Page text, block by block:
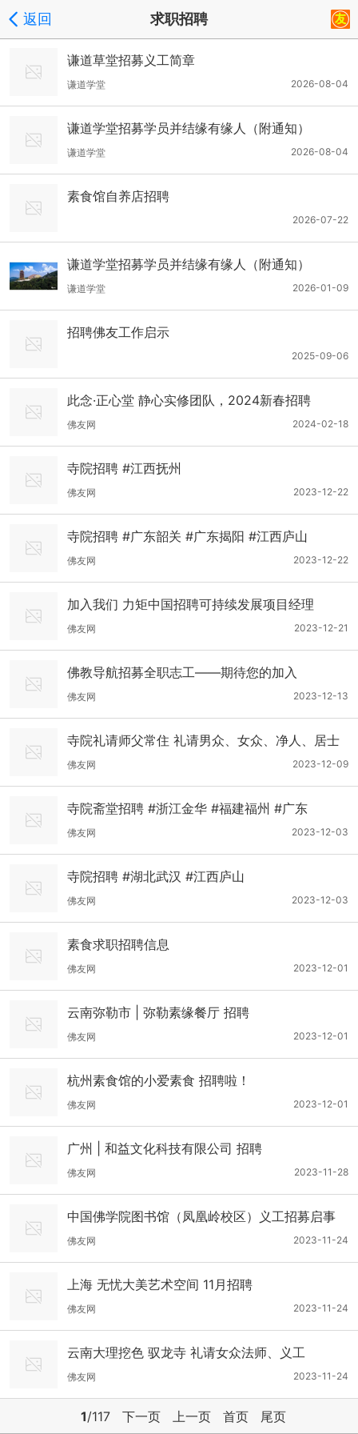
返回 求职招聘
谦道草堂招募义工简章
2026-08-04
谦道学堂
谦道学堂招募学员并结缘有缘人（附通知）
2026-08-04
谦道学堂
素食馆自养店招聘
2026-07-22
谦道学堂招募学员并结缘有缘人（附通知）
2026-01-09
谦道学堂
招聘佛友工作启示
2025-09-06
此念·正心堂 静心实修团队，2024新春招聘
2024-02-18
佛友网
寺院招聘 #江西抚州
2023-12-22
佛友网
寺院招聘 #广东韶关 #广东揭阳 #江西庐山
2023-12-22
佛友网
加入我们 力矩中国招聘可持续发展项目经理
2023-12-21
佛友网
佛教导航招募全职志工——期待您的加入
2023-12-13
佛友网
寺院礼请师父常住 礼请男众、女众、净人、居士
2023-12-09
佛友网
寺院斋堂招聘 #浙江金华 #福建福州 #广东
2023-12-03
佛友网
寺院招聘 #湖北武汉 #江西庐山
2023-12-03
佛友网
素食求职招聘信息
2023-12-01
佛友网
云南弥勒市 | 弥勒素缘餐厅 招聘
2023-12-01
佛友网
杭州素食馆的小爱素食 招聘啦！
2023-12-01
佛友网
广州 | 和益文化科技有限公司 招聘
2023-11-28
佛友网
中国佛学院图书馆（凤凰岭校区）义工招募启事
2023-11-24
佛友网
上海 无忧大美艺术空间 11月招聘
2023-11-24
佛友网
云南大理挖色 驭龙寺 礼请女众法师、义工
2023-11-24
佛友网
1/117 下一页 上一页 首页 尾页